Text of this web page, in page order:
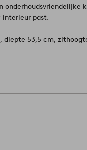
interieur past.
diepte 53,5 cm,
je met veel